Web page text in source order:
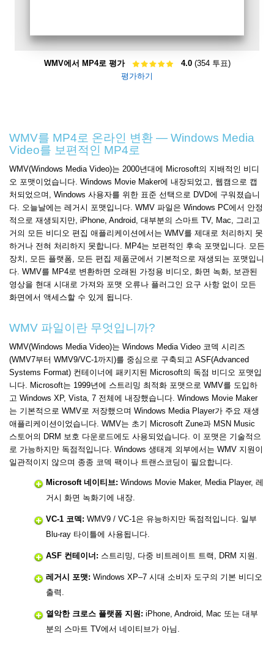
WMV에서 MP4로 평가 4.0(354 투표)
평가하기
WMV를 MP4로 온라인 변환 — Windows Media
Video를 보편적인 MP4로
WMV(Windows Media Video)는 2000년대에 Microsoft의 지배적인 비디
오 포맷이었습니다. Windows Movie Maker에 내장되었고, 웹캠으로 캡
처되었으며, Windows 사용자를 위한 표준 선택으로 DVD에 구워졌습니
다. 오늘날에는 레거시 포맷입니다. WMV 파일은 Windows PC에서 안정
적으로 재생되지만, iPhone, Android, 대부분의 스마트 TV, Mac, 그리고
거의 모든 비디오 편집 애플리케이션에서는 WMV를 제대로 처리하지 못
하거나 전혀 처리하지 못합니다. MP4는 보편적인 후속 포맷입니다. 모든
장치, 모든 플랫폼, 모든 편집 제품군에서 기본적으로 재생되는 포맷입니
다. WMV를 MP4로 변환하면 오래된 가정용 비디오, 화면 녹화, 보관된
영상을 현대 시대로 가져와 포맷 오류나 플러그인 요구 사항 없이 모든
화면에서 액세스할 수 있게 됩니다.
WMV 파일이란 무엇입니까?
WMV(Windows Media Video)는 Windows Media Video 코덱 시리즈
(WMV7부터 WMV9/VC-1까지)를 중심으로 구축되고 ASF(Advanced
Systems Format) 컨테이너에 패키지된 Microsoft의 독점 비디오 포맷입
니다. Microsoft는 1999년에 스트리밍 최적화 포맷으로 WMV를 도입하
고 Windows XP, Vista, 7 전체에 내장했습니다. Windows Movie Maker
는 기본적으로 WMV로 저장했으며 Windows Media Player가 주요 재생
애플리케이션이었습니다. WMV는 초기 Microsoft Zune과 MSN Music
스토어의 DRM 보호 다운로드에도 사용되었습니다. 이 포맷은 기술적으
로 가능하지만 독점적입니다. Windows 생태계 외부에서는 WMV 지원이
일관적이지 않으며 종종 코덱 팩이나 트랜스코딩이 필요합니다.
Microsoft 네이티브: Windows Movie Maker, Media Player, 레
거시 화면 녹화기에 내장.
VC-1 코덱: WMV9 / VC-1은 유능하지만 독점적입니다. 일부
Blu-ray 타이틀에 사용됩니다.
ASF 컨테이너: 스트리밍, 다중 비트레이트 트랙, DRM 지원.
레거시 포맷: Windows XP–7 시대 소비자 도구의 기본 비디오
출력.
열악한 크로스 플랫폼 지원: iPhone, Android, Mac 또는 대부
분의 스마트 TV에서 네이티브가 아님.